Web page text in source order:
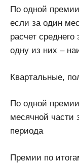
По одной
если за один
расчет
одну из них –
Квартальные,
По одной
месячной части
периода
Премии по